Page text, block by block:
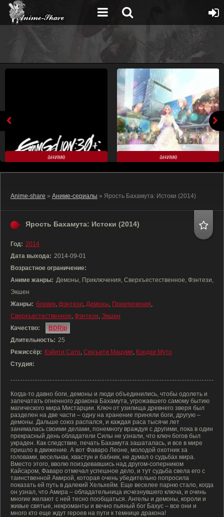
аниме аниме
Anime-share » Аниме-сериалы » Ярость Бахамута: Истоки (2014)
Ярость Бахамута: Истоки (2014)
Год: 2014
Дата выхода: 2014-09-01
Возрастное ограничение:
Аниме жанры: Демоны, Приключения, Сверхъестественное, Фэнтези,
Экшен
Жанры: боевик, фэнтези, Демоны, Приключения,
Сверхъестественное, Фэнтези, Экшен
Качество:
BDRip
Длительность: 25
Режиссёр: Кэйити Сато, Синъити Мацуми, Кэндзи Муто
Студия:
Когда-то давно боги, демоны и люди объединились, чтобы одолеть и
запечатать огненного дракона Бахамута, угрожавшего самому бытию
магического мира Мистарции. Ключ от узилища древнего зверя был
разделен на две части – одну на хранение приняли боги, другую –
демоны. Дальше союз распался, и каждая раса тысячи лет
занималась своими делами, понемногу враждуя с другими, пока в один
прекрасный день обладатели Силы не узнали, что ключ богов был
украден. Как следствие, печать Бахамута зашаталась, и все в мире
пришло в движение. А вот Фаваро Леоне, молодой охотник за
головами, весельчак, хвастун и бабник, не думал о судьбах мира.
Вместо этого, вволю поиздевавшись над другом-соперником
Кайсаром, Фаваро отмечал успешное дело, и тут судьба свела его с
таинственной Амирой, которая очень убедительно попросила
показать ей путь в далекий Хельхейм. Еще веселее парню стало, когда
он узнал, что Амира – обладательница исчезнувшего ключа, и очень
многие желают с ней тесно пообщаться. Ангелы и демоны, короли и
живые святые, некроманты и вечно пьяный бог Бахус – все они и
много кто еще ждут героев на пути к темнице дракона!